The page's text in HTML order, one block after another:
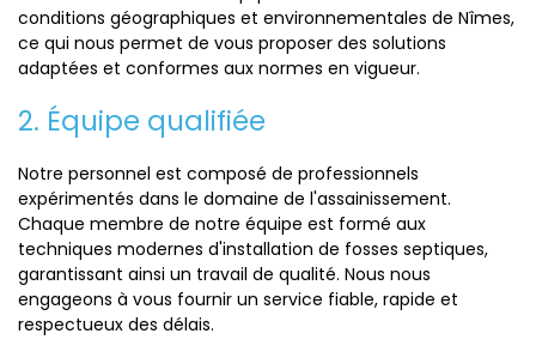
conditions géographiques et environnementales de Nîmes,
ce qui nous permet de vous proposer des solutions
adaptées et conformes aux normes en vigueur.
2. Équipe qualifiée
Notre personnel est composé de professionnels
expérimentés dans le domaine de l'assainissement.
Chaque membre de notre équipe est formé aux
techniques modernes d'installation de fosses septiques,
garantissant ainsi un travail de qualité. Nous nous
engageons à vous fournir un service fiable, rapide et
respectueux des délais.